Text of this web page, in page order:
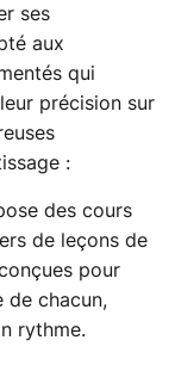
ses
aux
qui
précision sur
:
des cours
de leçons de
pour
de chacun,
rythme.